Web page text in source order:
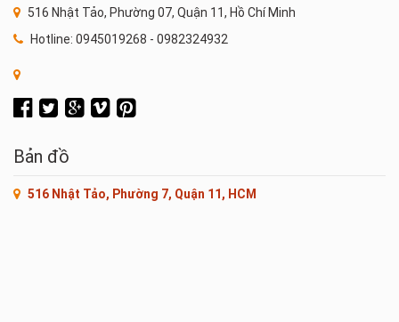
516 Nhật Tảo, Phường 07, Quận 11, Hồ Chí Minh
Hotline: 0945019268 - 0982324932
Bản đồ
516 Nhật Tảo, Phường 7, Quận 11, HCM